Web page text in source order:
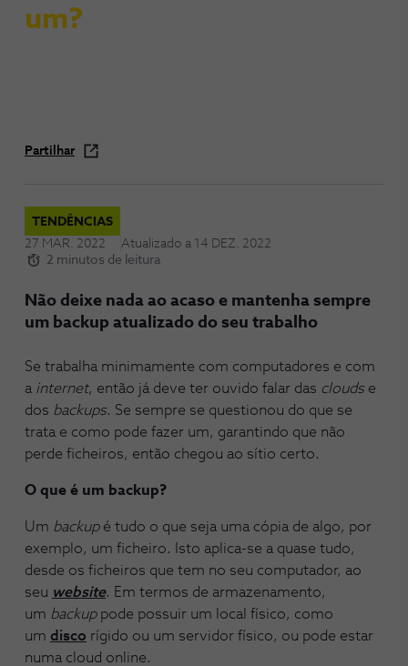
um?
Partilhar
TENDÊNCIAS
27 MAR. 2022
Atualizado a 14 DEZ. 2022
2 minutos de leitura
Não deixe nada ao acaso e mantenha sempre
um backup atualizado do seu trabalho
Se trabalha minimamente com computadores e com
a internet, então já deve ter ouvido falar das clouds e
dos backups. Se sempre se questionou do que se
trata e como pode fazer um, garantindo que não
perde ficheiros, então chegou ao sítio certo.
O que é um backup?
Um backupé tudo o que seja uma cópia de algo, por
exemplo, um ficheiro. Isto aplica-se a quase tudo,
desde os ficheiros que tem no seu computador, ao
seu website. Em termos de armazenamento,
um backuppode possuir um local físico, como
um disco rígido ou um servidor físico, ou pode estar
numa cloud online.